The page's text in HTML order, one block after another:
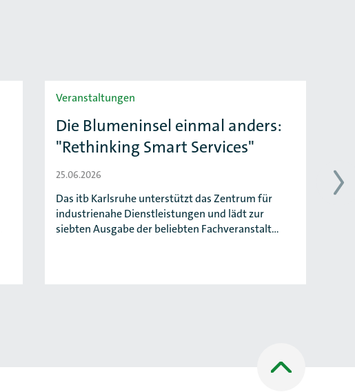
Veranstaltungen
Die Blumeninsel einmal anders:
"Rethinking Smart Services"
25.06.2026
Das itb Karlsruhe unterstützt das Zentrum für
industrienahe Dienstleistungen und lädt zur
siebten Ausgabe der beliebten Fachveranstalt…
oben